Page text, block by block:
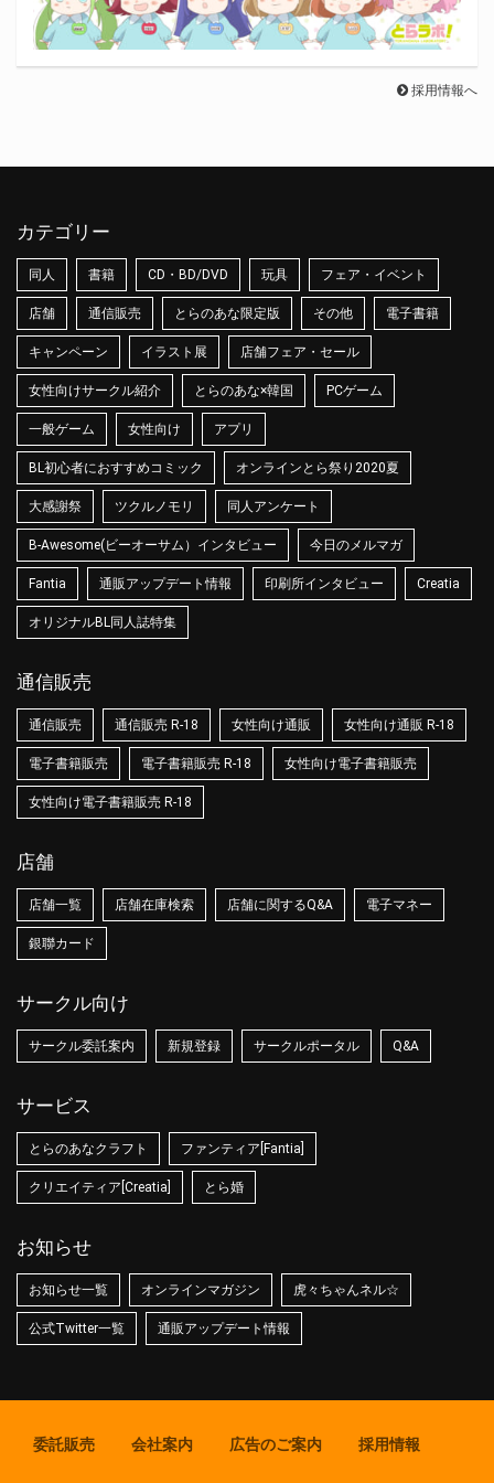
採用情報へ
カテゴリー
同人 書籍 CD・BD/DVD 玩具 フェア・イベント
店舗 通信販売 とらのあな限定版 その他 電子書籍
キャンペーン イラスト展 店舗フェア・セール
女性向けサークル紹介 とらのあな×韓国 PCゲーム
一般ゲーム 女性向け アプリ
BL初心者におすすめコミック オンラインとら祭り2020夏
大感謝祭 ツクルノモリ 同人アンケート
B-Awesome(ビーオーサム）インタビュー 今日のメルマガ
Fantia 通販アップデート情報 印刷所インタビュー Creatia
オリジナルBL同人誌特集
通信販売
通信販売 通信販売 R-18 女性向け通販 女性向け通販 R-18
電子書籍販売 電子書籍販売 R-18 女性向け電子書籍販売
女性向け電子書籍販売 R-18
店舗
店舗一覧 店舗在庫検索 店舗に関するQ&A 電子マネー
銀聯カード
サークル向け
サークル委託案内 新規登録 サークルポータル Q&A
サービス
とらのあなクラフト ファンティア[Fantia]
クリエイティア[Creatia] とら婚
お知らせ
お知らせ一覧 オンラインマガジン 虎々ちゃんネル☆
公式Twitter一覧 通販アップデート情報
委託販売 会社案内 広告のご案内 採用情報